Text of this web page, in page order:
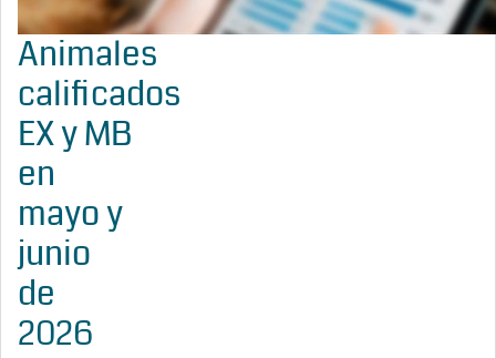
Animales
calificados
EX y MB
en
mayo y
junio
de
2026